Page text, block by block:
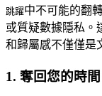
跳躍中不可能的翻
或質疑數據隱私
和歸屬感不僅僅是
1. 奪回您的時